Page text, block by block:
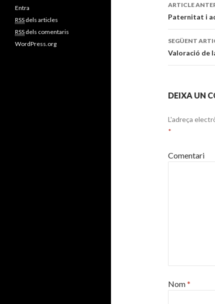
pels
articles
ARTICLE
Paternitat i
SEGÜENT
Valoració de
DEIXA UN
L'adreça
*
Comentari
Nom*
Entra
RSS dels articles
RSS dels comentaris
WordPress.org